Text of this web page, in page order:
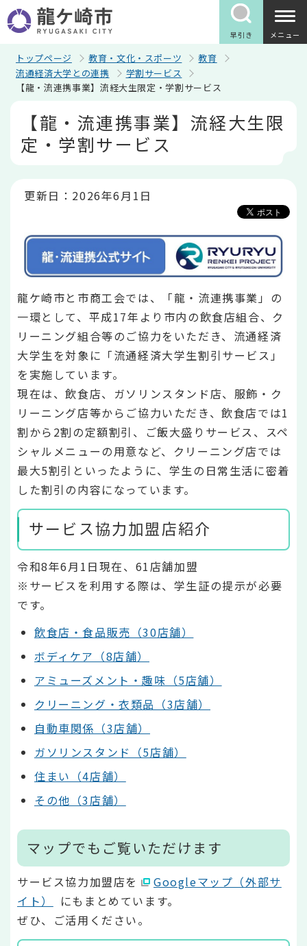
の
ペ
早引き メニュー
トップページ 教育・文化・スポーツ
教育
流通経済大学との連携
学割サービス
【龍・流連携事業】流経大生限定・学割サービス
【龍・流連携事業】流経大生限
定・学割サービス
更新日：2026年6月1日
龍ケ崎市と市商工会では、「龍・流連携事業」の
一環として、平成17年より市内の飲食店組合、ク
リーニング組合等のご協力をいただき、流通経済
大学生を対象に「流通経済大学生割引サービス」
を実施しています。
現在は、飲食店、ガソリンスタンド店、服飾・ク
リーニング店等からご協力いただき、飲食店では1
割から2割の定額割引、ご飯大盛りサービス、スペ
シャルメニューの用意など、クリーニング店では
最大5割引といったように、学生の日常生活に密着
した割引の内容になっています。
サービス協力加盟店紹介
令和8年6月1日現在、61店舗加盟
※サービスを利用する際は、学生証の提示が必要
です。
飲食店・食品販売（30店舗）
ボディケア（8店舗）
アミューズメント・趣味（5店舗）
クリーニング・衣類品（3店舗）
自動車関係（3店舗）
ガソリンスタンド（5店舗）
住まい（4店舗）
その他（3店舗）
マップでもご覧いただけます
サービス協力加盟店を
Googleマップ（外部サ
イト）
にもまとめています。
ぜひ、ご活用ください。